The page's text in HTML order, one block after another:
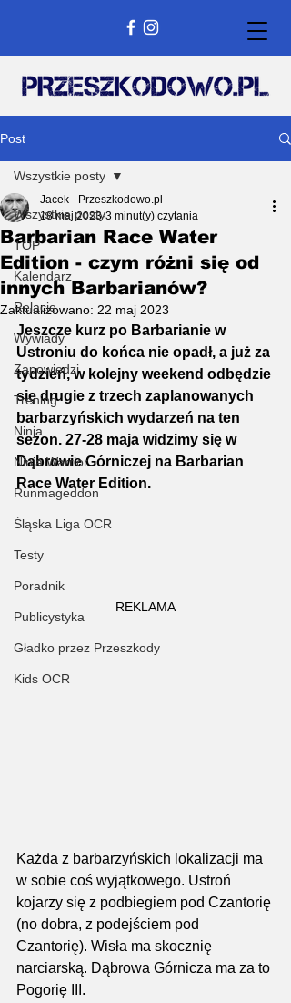
Post
Wszystkie posty
TOP
Kalendarz
Relacje
Wywiady
Zapowiedzi
Trening
Ninja
Ninja Warrior
Runmageddon
Śląska Liga OCR
Testy
Poradnik
Publicystyka
Gładko przez Przeszkody
Kids OCR
Wszystkie posty
Barbarian Race Water
Edition - czym różni się od
innych Barbarianów?
Jacek - Przeszkodowo.pl
18 maj 2023 3 minut(y) czytania
Zaktualizowano: 22 maj 2023
Jeszcze kurz po Barbarianie w
Ustroniu do końca nie opadł, a już za
tydzień, w kolejny weekend odbędzie
się drugie z trzech zaplanowanych
barbarzyńskich wydarzeń na ten
sezon. 27-28 maja widzimy się w
Dąbrowie Górniczej na Barbarian
Race Water Edition.
REKLAMA
Każda z barbarzyńskich lokalizacji ma
w sobie coś wyjątkowego. Ustroń
kojarzy się z podbiegiem pod Czantorię
(no dobra, z podejściem pod
Czantorię). Wisła ma skocznię
narciarską. Dąbrowa Górnicza ma za to
Pogorię III.